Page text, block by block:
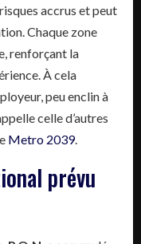
accrus et peut
Chaque zone
renforçant la
À cela
peu enclin à
celle d’autres
Metro 2039.
prévu